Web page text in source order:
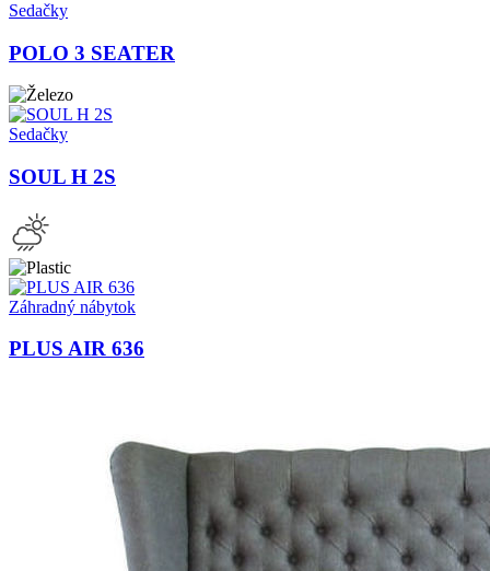
Sedačky
POLO 3 SEATER
Sedačky
SOUL H 2S
Záhradný nábytok
PLUS AIR 636